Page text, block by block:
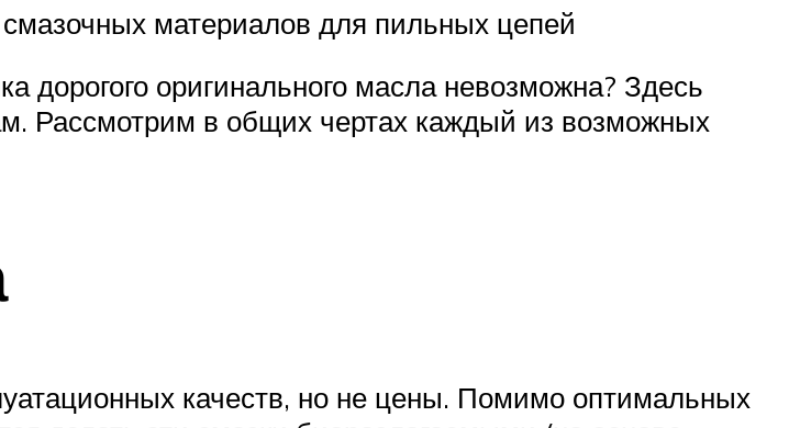
материалов для пильных цепей
дорогого оригинального масла невозможна? Здесь
Рассмотрим в общих чертах каждый из возможных
качеств, но не цены. Помимо оптимальных